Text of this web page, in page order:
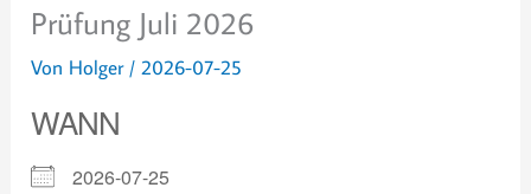
Prüfung Juli 2026
Von Holger /2026-07-25
WANN
2026-07-25